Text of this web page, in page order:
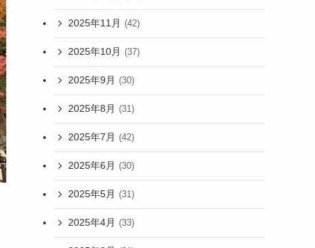
2025年11月 (42)
2025年10月 (37)
2025年9月 (30)
2025年8月 (31)
2025年7月 (42)
2025年6月 (30)
2025年5月 (31)
2025年4月 (33)